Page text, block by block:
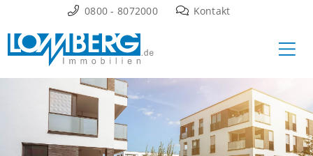
Inhalt
springen
0800 - 8072000 Kontakt